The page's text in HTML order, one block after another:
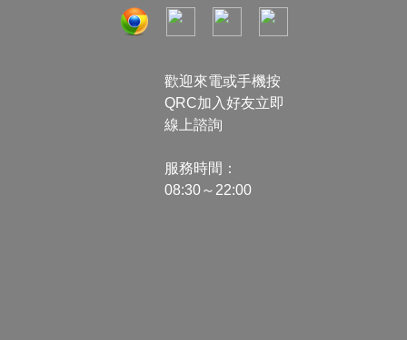
歡迎來電或手機按
QRC加入好友立即
線上諮詢
服務時間：
08:30～22:00